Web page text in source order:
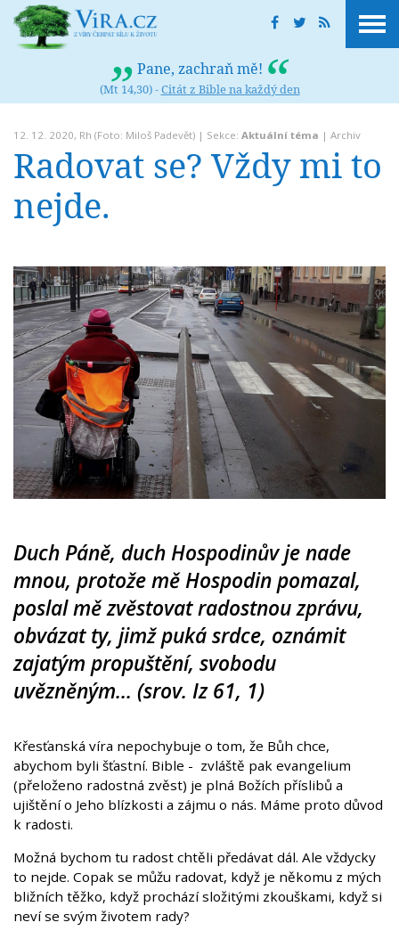
Pane, zachraň mě!
(Mt 14,30) -Citát z Bible na každý den
12. 12. 2020, Rh (Foto: Miloš Padevět) | Sekce: Aktuální téma | Archiv
Radovat se? Vždy mi to
nejde.
Duch Páně, duch Hospodinův je nade
mnou, protože mě Hospodin pomazal,
poslal mě zvěstovat radostnou zprávu,
obvázat ty, jimž puká srdce, oznámit
zajatým propuštění, svobodu
uvězněným… (srov. Iz 61, 1)
Křesťanská víra nepochybuje o tom, že Bůh chce,
abychom byli šťastní. Bible - zvláště pak evangelium
(přeloženo radostná zvěst) je plná Božích příslibů a
ujištění o Jeho blízkosti a zájmu o nás. Máme proto důvod
k radosti.
Možná bychom tu radost chtěli předávat dál. Ale vždycky
to nejde. Copak se můžu radovat, když je někomu z mých
bližních těžko, když prochází složitými zkouškami, když si
neví se svým životem rady?